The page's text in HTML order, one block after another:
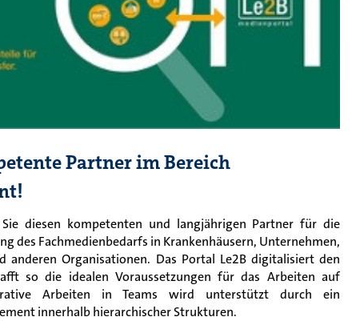
Partner im Bereich
diesen kompetenten und langjährigen Partner für die
des Fachmedienbedarfs in Krankenhäusern, Unternehmen,
anderen Organisationen. Das Portal Le2B digitalisiert den
so die idealen Voraussetzungen für das Arbeiten auf
Arbeiten in Teams wird unterstützt durch ein
innerhalb hierarchischer Strukturen.